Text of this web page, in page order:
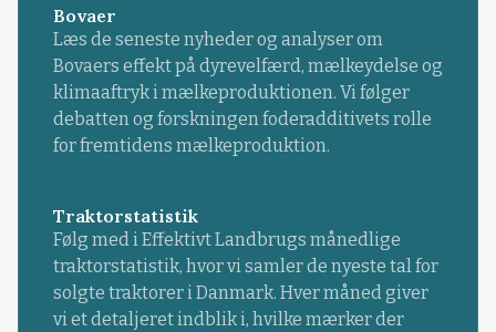
Bovaer
Læs de seneste nyheder og analyser om
Bovaers effekt på dyrevelfærd, mælkeydelse og
klimaaftryk i mælkeproduktionen. Vi følger
debatten og forskningen foderadditivets rolle
for fremtidens mælkeproduktion.
Traktorstatistik
Følg med i Effektivt Landbrugs månedlige
traktorstatistik, hvor vi samler de nyeste tal for
solgte traktorer i Danmark. Hver måned giver
vi et detaljeret indblik i, hvilke mærker der